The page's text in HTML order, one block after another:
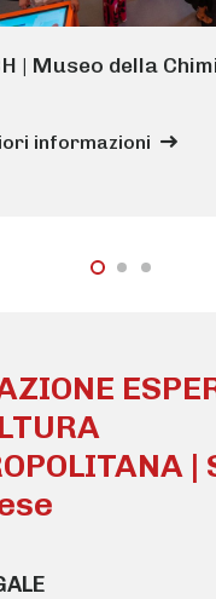
| Museo della
informazioni